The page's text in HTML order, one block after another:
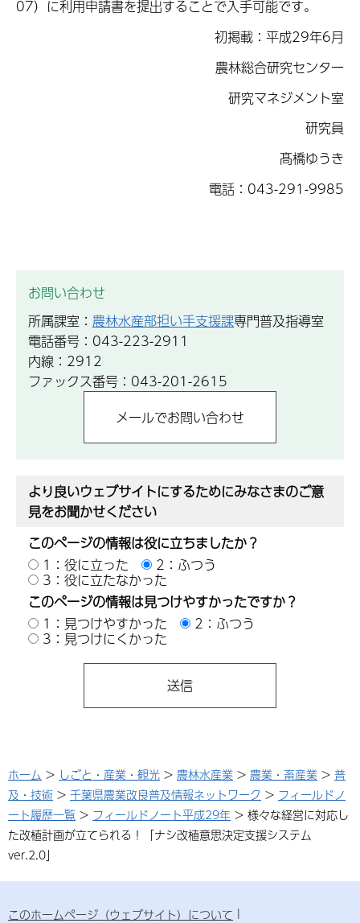
07）に利用申請書を提出することで入手可能です。
初掲載：平成29年6月
農林総合研究センター
研究マネジメント室
研究員
髙橋ゆうき
電話：043-291-9985
お問い合わせ
所属課室： 農林水産部担い手支援課専門普及指導室
電話番号：043-223-2911
内線：2912
ファックス番号：043-201-2615
より良いウェブサイトにするためにみなさまのご意
見をお聞かせください
このページの情報は役に立ちましたか？
1：役に立った
2：ふつう
3：役に立たなかった
このページの情報は見つけやすかったですか？
1：見つけやすかった
2：ふつう
3：見つけにくかった
ホーム > しごと・産業・観光 > 農林水産業 > 農業・畜産業 > 普
及・技術 > 千葉県農業改良普及情報ネットワーク > フィールドノ
ート履歴一覧 > フィールドノート平成29年 > 様々な経営に対応し
た改植計画が立てられる！「ナシ改植意思決定支援システム
ver.2.0」
このホームページ（ウェブサイト）について